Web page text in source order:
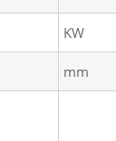
KW
mm